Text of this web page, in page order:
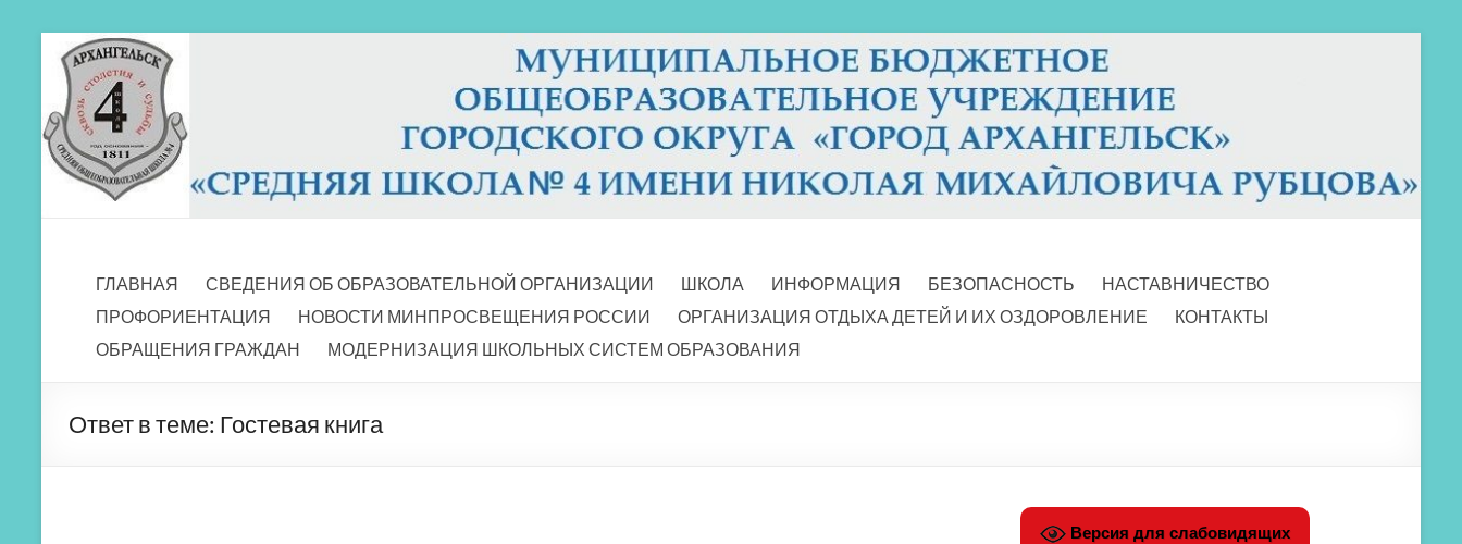
Перейти
содержимому
МБОУ СШ 4
ГЛАВНАЯ
СВЕДЕНИЯ ОБ ОБРАЗОВАТЕЛЬНОЙ ОРГАНИЗАЦИИ ШКОЛА ИНФОРМАЦИЯ БЕЗОПАСНОСТЬ
НАСТАВНИЧЕСТВО
ПРОФОРИЕНТАЦИЯ
НОВОСТИ МИНПРОСВЕЩЕНИЯ РОССИИ ОРГАНИЗАЦИЯ ОТДЫХА ДЕТЕЙ И ИХ ОЗДОРОВЛЕНИЕ
КОНТАКТЫ
ОБРАЩЕНИЯ ГРАЖДАН
МОДЕРНИЗАЦИЯ ШКОЛЬНЫХ СИСТЕМ ОБРАЗОВАНИЯ
Ответ в теме: Гостевая книга
Версия для слабовидящих